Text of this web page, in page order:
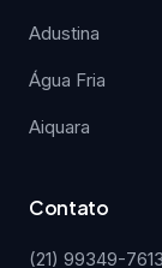
Adustina
Água Fria
Aiquara
Contato
(21) 99349-7613